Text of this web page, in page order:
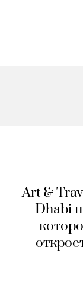
Art &
Dhabi